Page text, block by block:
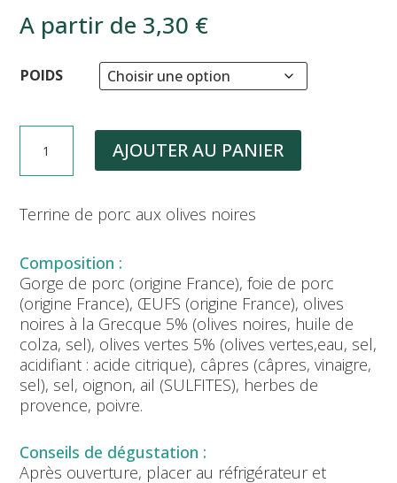
A partir de 3,30 €
POIDS
TERRINE
AUX
AJOUTER AU PANIER
Terrine de porc aux olives noires
Gorge de porc (origine France), foie de porc
(origine France), ŒUFS (origine France), olives
noires à la Grecque 5% (olives noires, huile de
colza, sel), olives vertes 5% (olives vertes,eau, sel,
acidifiant : acide citrique), câpres (câpres, vinaigre,
sel), sel, oignon, ail (SULFITES), herbes de
provence, poivre.
Après ouverture, placer au réfrigérateur et